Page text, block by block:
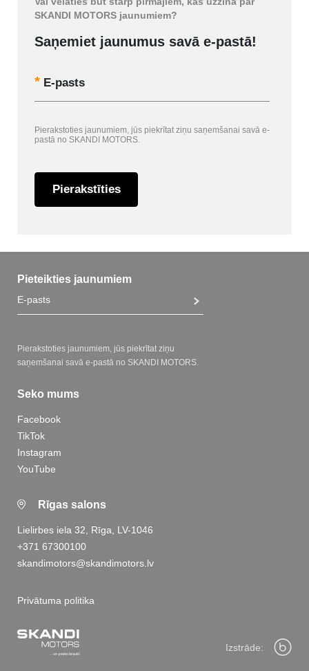
SKANDI MOTORS jaunumiem?
Saņemiet jaunumus savā e-pastā!
E-pasts
Pierakstoties jaunumiem, jūs piekrītat ziņu saņemšanai savā e-
pastā no SKANDI MOTORS.
Pierakstīties
Pieteikties jaunumiem
Pierakstoties jaunumiem, jūs piekrītat ziņu
saņemšanai savā e-pastā no SKANDI MOTORS.
Seko mums
Facebook
TikTok
Instagram
YouTube
Rīgas salons
Lielirbes iela 32, Rīga, LV-1046
+371 67300100
skandimotors@skandimotors.lv
Privātuma politika
Izstrāde: